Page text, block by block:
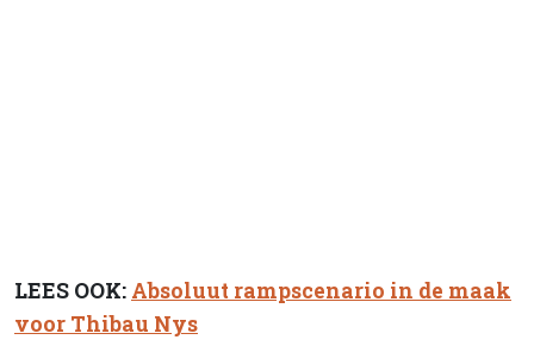
LEES OOK: Absoluut rampscenario in de maak
voor Thibau Nys